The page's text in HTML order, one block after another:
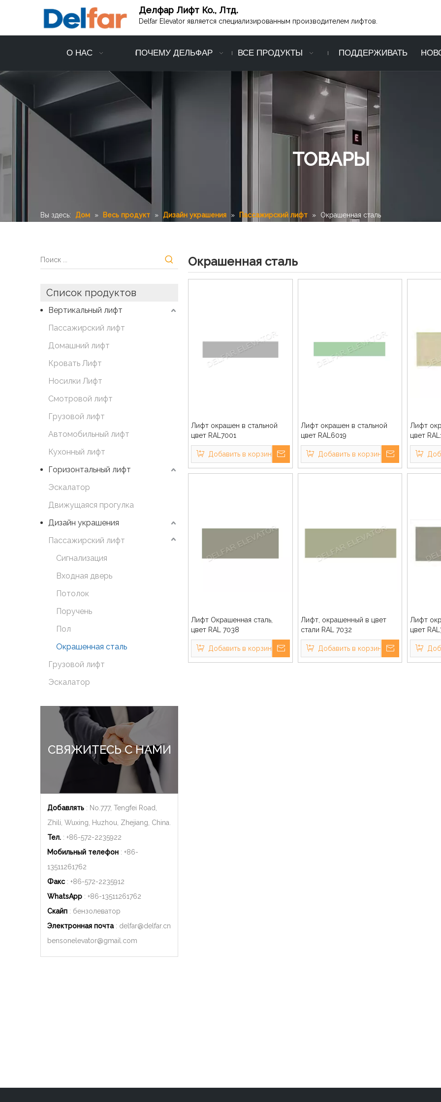
Делфар Лифт Ко., Лтд.
Delfar Elevator является специализированным производителем лифтов.
О НАС ПОЧЕМУ ДЕЛЬФАР ВСЕ ПРОДУКТЫ ПОДДЕРЖИВАТЬ
ТОВАРЫ
Вы здесь: Дом » Весь продукт » Дизайн украшения » Пассажирский лифт » Окрашенная сталь
Список продуктов
Вертикальный лифт
Пассажирский лифт
Домашний лифт
Кровать Лифт
Носилки Лифт
Смотровой лифт
Грузовой лифт
Автомобильный лифт
Кухонный лифт
Горизонтальный лифт
Эскалатор
Движущаяся прогулка
Дизайн украшения
Пассажирский лифт
Сигнализация
Входная дверь
Потолок
Поручень
Пол
Окрашенная сталь
Грузовой лифт
Эскалатор
СВЯЖИТЕСЬ С НАМИ
Добавлять : No.777, Tengfei Road,
Zhili, Wuxing, Huzhou, Zhejiang, China.
Тел. : +86-572-2235922
Мобильный телефон : +86-
13511261762
Факс : +86-572-2235912
WhatsApp : +86-13511261762
Скайп : бензолеватор
Электронная почта: delfar@delfar.cn
bensonelevator@gmail.com
Окрашенная сталь
Лифт окрашен в стальной
цвет RAL7001
Добавить в корзину
Лифт окрашен в стальной
цвет RAL6019
Добавить в корзину
Лифт
цвет
Лифт Окрашенная сталь,
цвет RAL 7038
Добавить в корзину
Лифт, окрашенный в цвет
стали RAL 7032
Добавить в корзину
Лифт
цвет